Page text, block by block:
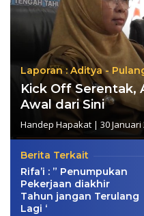
Laporan : Aditya -
Kick Off Serentak,
Awal dari Sini
Handep Hapakat | 30 Januari
Berita Terkait
Rifa’i : ” Penumpukan
Pekerjaan diakhir
Tahun jangan Terulang
Lagi ‘